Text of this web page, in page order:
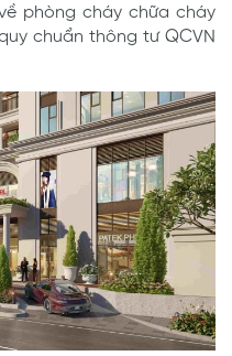
phòng cháy chữa cháy
chuẩn thông tư QCVN